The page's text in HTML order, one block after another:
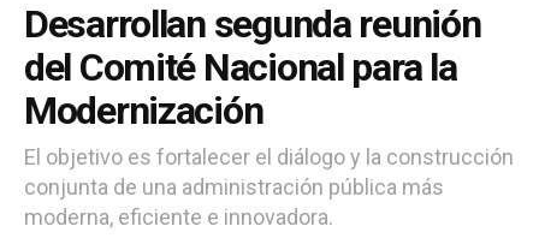
Desarrollan segunda reunión
del Comité Nacional para la
Modernización
El objetivo es fortalecer el diálogo y la construcción
conjunta de una administración pública más
moderna, eficiente e innovadora.